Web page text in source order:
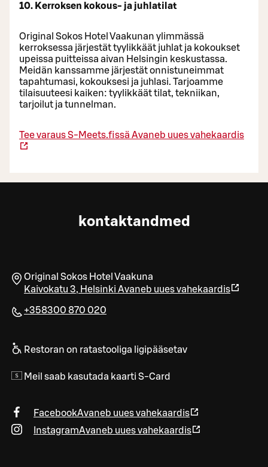
10. Kerroksen kokous- ja juhlatilat
Original Sokos Hotel Vaakunan ylimmässä
kerroksessa järjestät tyylikkäät juhlat ja kokoukset
upeissa puitteissa aivan Helsingin keskustassa.
Meidän kanssamme järjestät onnistuneimmat
tapahtumasi, kokouksesi ja juhlasi. Tarjoamme
tilaisuuteesi kaiken: tyylikkäät tilat, tekniikan,
tarjoilut ja tunnelman.
Tee varaus S-Meets.fissä Avaneb uues vahekaardis
kontaktandmed
Original Sokos Hotel Vaakuna
Kaivokatu 3, Helsinki Avaneb uues vahekaardis
+358300 870 020
Restoran on ratastooliga ligipääsetav
Meil saab kasutada kaarti S-Card
FacebookAvaneb uues vahekaardis
InstagramAvaneb uues vahekaardis